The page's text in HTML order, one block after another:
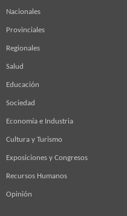
Nacionales
Provinciales
Regionales
Salud
Educación
Sociedad
Economía e Industria
Cultura y Turismo
Exposiciones y Congresos
Recursos Humanos
Opinión